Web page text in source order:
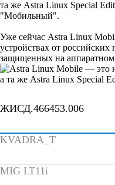
та же Astra Linux Special
"Мобильный".
Уже сейчас Astra Linux
устройствах от российских
защищенных на аппаратном
ЖИСД.466453.006
KVADRA_T
MIG LT11i